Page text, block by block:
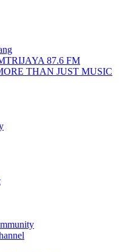
TRIJAYA 87.6 FM
THAN JUST MUSIC